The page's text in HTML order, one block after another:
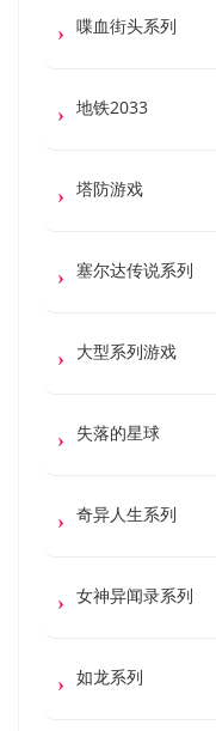
喋血街头系列
地铁2033
塔防游戏
塞尔达传说系列
大型系列游戏
失落的星球
奇异人生系列
女神异闻录系列
如龙系列